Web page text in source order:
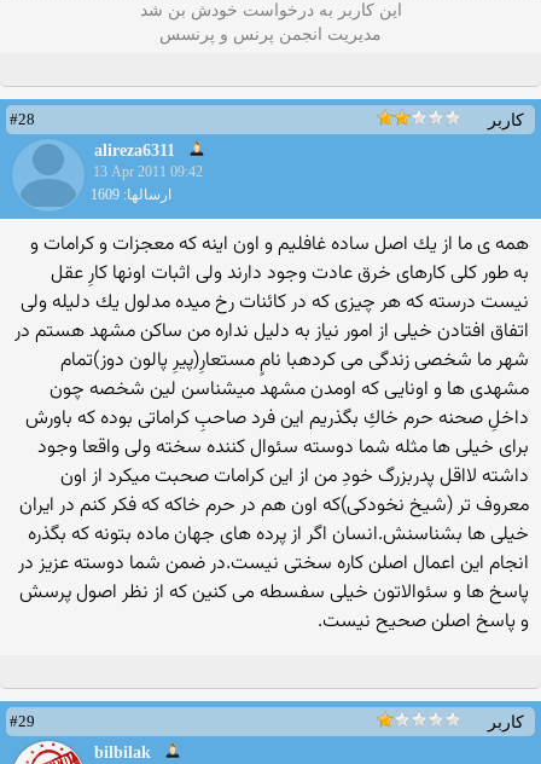
این كاربر به درخواست خودش بن شد
مدیریت انجمن پرنس و پرنسس
کاربر
#28
alireza6311
13 Apr 2011 09:42
ارسالها: 1609
همه ی ما از یك اصل ساده غافلیم و اون اینه كه معجزات و كرامات و
به طور كلی كارهای خرق عادت وجود دارند ولی اثبات اونها كارِ عقل
نیست درسته كه هر چیزی كه در كائنات رخ میده مدلول یك دلیله ولی
اتفاق افتادن خیلی از امور نیاز به دلیل نداره من ساكن مشهد هستم در
شهر ما شخصی زندگی می كردهبا نامٍ مستعارِ(پیرِ پالون دوز)تمام
مشهدی ها و اونایی كه اومدن مشهد میشناسن لین شخصه چون
داخلِ صحنه حرم خاكِ بگذریم این فرد صاحبِ كراماتی بوده كه باورش
برای خیلی ها مثله شما دوسته سئوال كننده سخته ولی واقعا وجود
داشته لااقل پدربزرگ خودِ من از این كرامات صحبت میكرد از اون
معروف تر (شیخ نخودكی)كه اون هم در حرم خاكه كه فكر كنم در ایران
خیلی ها بشناسنش.انسان اگر از پرده های جهان ماده بتونه كه بگذره
انجام این اعمال اصلن كاره سختی نیست.در ضمن شما دوسته عزیز در
پاسخ ها و سئوالاتون خیلی سفسطه می كنین كه از نظر اصول پرسش
و پاسخ اصلن صحیح نیست.
کاربر
#29
bilbilak